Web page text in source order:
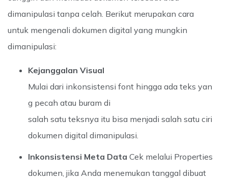
dimanipulasi tanpa celah. Berikut merupakan cara
untuk mengenali dokumen digital yang mungkin
dimanipulasi:
Kejanggalan Visual
Mulai dari inkonsistensi font hingga ada teks yan
g pecah atau buram di
salah satu teksnya itu bisa menjadi salah satu ciri
dokumen digital dimanipulasi.
Inkonsistensi Meta Data Cek melalui Properties
dokumen, jika Anda menemukan tanggal dibuat